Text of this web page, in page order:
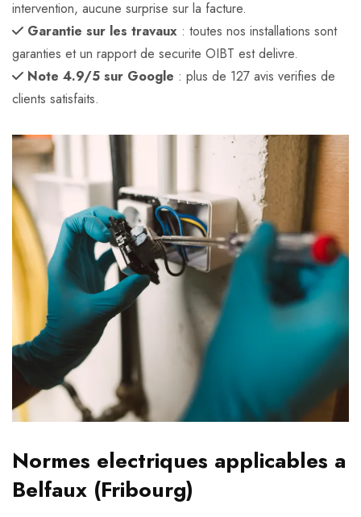
intervention, aucune surprise sur la facture.
Garantie sur les travaux : toutes nos installations sont
garanties et un rapport de securite OIBT est delivre.
Note 4.9/5 sur Google : plus de 127 avis verifies de
clients satisfaits.
Normes electriques applicables a
Belfaux (Fribourg)